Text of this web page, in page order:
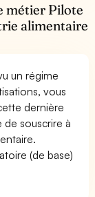
métier Pilote
alimentaire
un régime
vous
dernière
de souscrire à
(de base)